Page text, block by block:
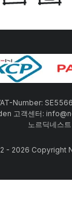
Number:
고객센터:
노르딕네스트
- 2026 Copyright